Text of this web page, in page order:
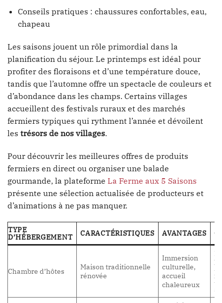
Conseils pratiques : chaussures confortables, eau,
chapeau
Les saisons jouent un rôle primordial dans la
planification du séjour. Le printemps est idéal pour
profiter des floraisons et d’une température douce,
tandis que l’automne offre un spectacle de couleurs et
d’abondance dans les champs. Certains villages
accueillent des festivals ruraux et des marchés
fermiers typiques qui rythment l’année et dévoilent
les trésors de nos villages.
Pour découvrir les meilleures offres de produits
fermiers en direct ou organiser une balade
gourmande, la plateforme La Ferme aux 5 Saisons
présente une sélection actualisée de producteurs et
d’animations à ne pas manquer.
TYPE
D’HÉBERGEMENT CARACTÉRISTIQUES AVANTAGES
Chambre d’hôtes
Maison traditionnelle
rénovée
Immersion
culturelle,
accueil
chaleureux